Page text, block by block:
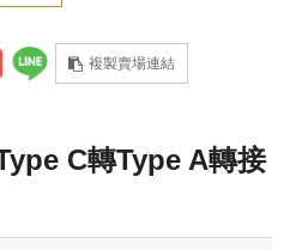
複製賣場連結
C轉Type A轉接